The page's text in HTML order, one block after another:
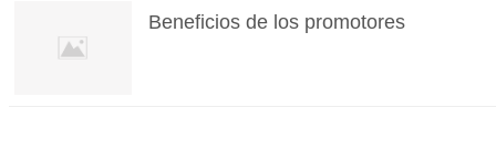
Beneficios de los promotores